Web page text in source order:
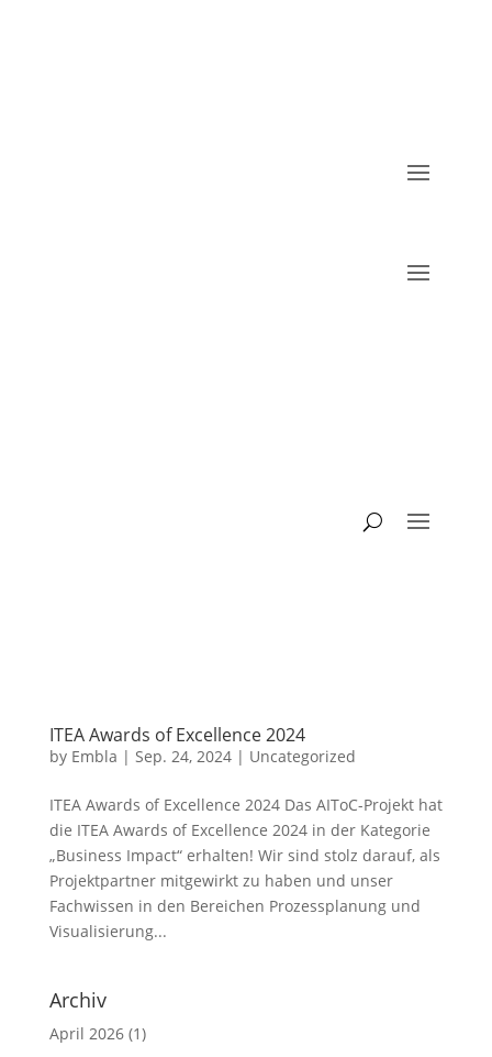
ITEA Awards of Excellence 2024
by Embla | Sep. 24, 2024| Uncategorized
ITEA Awards of Excellence 2024 Das AIToC-Projekt hat
die ITEA Awards of Excellence 2024 in der Kategorie
„Business Impact“ erhalten! Wir sind stolz darauf, als
Projektpartner mitgewirkt zu haben und unser
Fachwissen in den Bereichen Prozessplanung und
Visualisierung...
Archiv
April 2026(1)